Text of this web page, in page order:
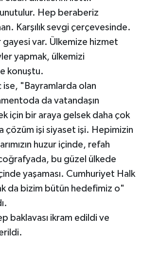
unutulur. Hep beraberiz
Karşılık sevgi çerçevesinde.
var. Ülkemize hizmet
yapmak, ülkemizi
konuştu.
ise, "Bayramlarda olan
da vatandaşın
için bir araya gelsek daha çok
çözüm işi siyaset işi. Hepimizin
huzur içinde, refah
bu güzel ülkede
yaşaması. Cumhuriyet Halk
da bizim bütün hedefimiz o"
baklavası ikram edildi ve